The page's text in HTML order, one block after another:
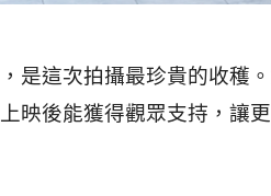
是這次拍攝最珍貴的收穫
映後能獲得觀眾支持，讓